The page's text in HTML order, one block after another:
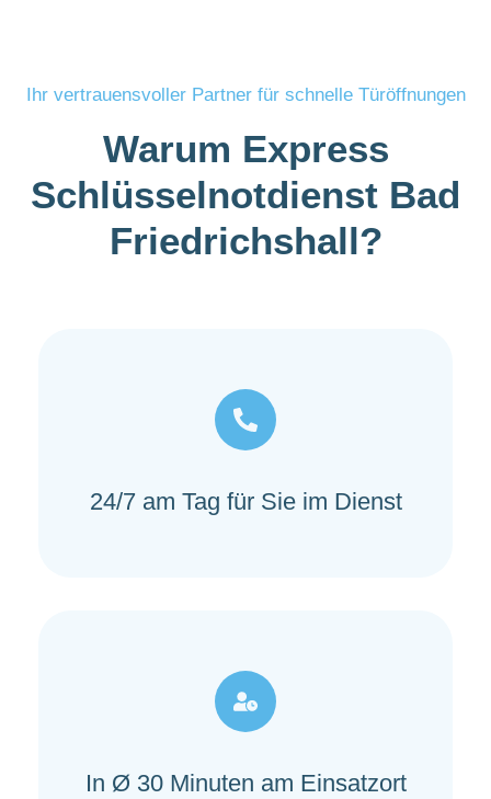
Ihr vertrauensvoller Partner für schnelle Türöffnungen
Warum Express
Schlüsselnotdienst Bad
Friedrichshall?
24/7 am Tag für Sie im Dienst
In Ø 30 Minuten am Einsatzort